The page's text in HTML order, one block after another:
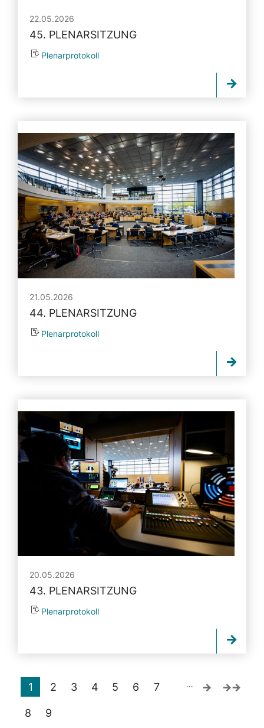
22.05.2026
45. PLENARSITZUNG
Plenarprotokoll
21.05.2026
44. PLENARSITZUNG
Plenarprotokoll
20.05.2026
43. PLENARSITZUNG
Plenarprotokoll
1 2 3 4 5 6 7
8 9
…